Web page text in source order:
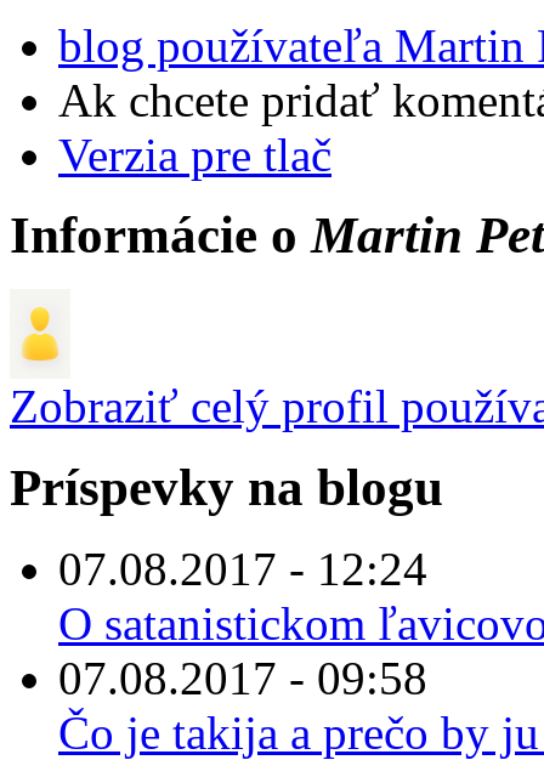
blog používateľa Martin
Ak chcete pridať
Verzia pre tlač
Informácie oMartin
Zobraziť celý profil
Príspevky na blogu
07.08.2017 - 12:24
O satanistickom
07.08.2017 - 09:58
Čo je takija a prečo by